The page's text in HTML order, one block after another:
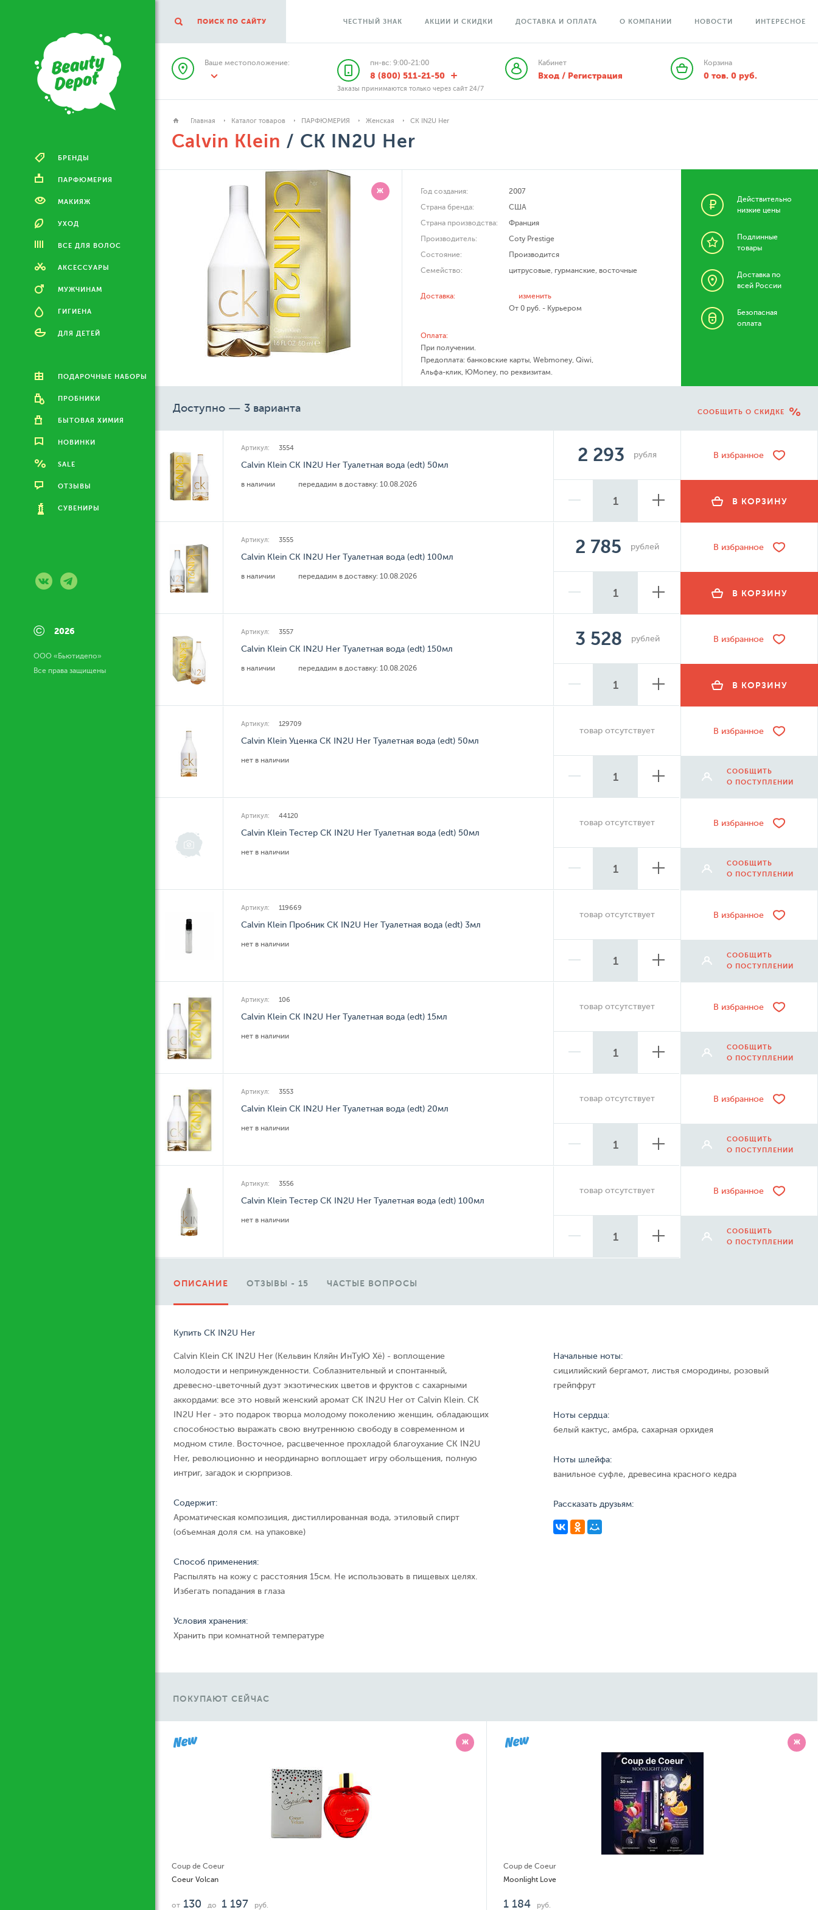
БРЕНДЫ
ПАРФЮМЕРИЯ
МАКИЯЖ
УХОД
ВСЕ ДЛЯ ВОЛОС
АКСЕССУАРЫ
МУЖЧИНАМ
ГИГИЕНА
ДЛЯ ДЕТЕЙ
ПОДАРОЧНЫЕ НАБОРЫ
ПРОБНИКИ
БЫТОВАЯ ХИМИЯ
НОВИНКИ
SALE
ОТЗЫВЫ
СУВЕНИРЫ
© 2026
ООО «Бьютидепо»
Все права защищены
ПОИСК ПО САЙТУ ЧЕСТНЫЙ ЗНАК АКЦИИ И СКИДКИ ДОСТАВКА И ОПЛАТА О КОМПАНИИ НОВОСТИ ИНТЕРЕСНОЕ
Ваше местоположение: пн-вс: 9:00-21:00
8 (800) 511-21-50
Заказы принимаются только через сайт 24/7
Кабинет
Вход / Регистрация
Корзина
0 тов. 0руб.
Главная Каталог товаров ПАРФЮМЕРИЯ Женская CK IN2U Her
Calvin Klein / CK IN2U Her
Ж Год создания:
2007
Страна бренда:
США
Страна производства:
Франция
Производитель:
Coty Prestige
Состояние:
Производится
Семейство:
цитрусовые, гурманские, восточные
Доставка:
изменить
От 0 руб. - Курьером
Оплата:
При получении.
Предоплата: банковские карты, Webmoney, Qiwi,
Альфа-клик, ЮMoney, по реквизитам.
Действительно
низкие цены
Подлинные
товары
Доставка по
всей России
Безопасная
оплата
Доступно — 3 варианта СООБЩИТЬ О СКИДКЕ
Артикул: 3554
Calvin Klein CK IN2U Her Туалетная вода (edt) 50мл
в наличии передадим в доставку: 10.08.2026
2 293 рубля В избранное
В КОРЗИНУ
Артикул: 3555
Calvin Klein CK IN2U Her Туалетная вода (edt) 100мл
в наличии передадим в доставку: 10.08.2026
2 785 рублей В избранное
В КОРЗИНУ
Артикул: 3557
Calvin Klein CK IN2U Her Туалетная вода (edt) 150мл
в наличии передадим в доставку: 10.08.2026
3 528 рублей В избранное
В КОРЗИНУ
Артикул: 129709
Calvin Klein Уценка CK IN2U Her Туалетная вода (edt) 50мл
нет в наличии
товар отсутствует В избранное
СООБЩИТЬ
О ПОСТУПЛЕНИИ
Артикул: 44120
Calvin Klein Тестер CK IN2U Her Туалетная вода (edt) 50мл
нет в наличии
товар отсутствует В избранное
СООБЩИТЬ
О ПОСТУПЛЕНИИ
Артикул: 119669
Calvin Klein Пробник CK IN2U Her Туалетная вода (edt) 3мл
нет в наличии
товар отсутствует В избранное
СООБЩИТЬ
О ПОСТУПЛЕНИИ
Артикул: 106
Calvin Klein CK IN2U Her Туалетная вода (edt) 15мл
нет в наличии
товар отсутствует В избранное
СООБЩИТЬ
О ПОСТУПЛЕНИИ
Артикул: 3553
Calvin Klein CK IN2U Her Туалетная вода (edt) 20мл
нет в наличии
товар отсутствует В избранное
СООБЩИТЬ
О ПОСТУПЛЕНИИ
Артикул: 3556
Calvin Klein Тестер CK IN2U Her Туалетная вода (edt) 100мл
нет в наличии
товар отсутствует В избранное
СООБЩИТЬ
О ПОСТУПЛЕНИИ
ОПИСАНИЕ ОТЗЫВЫ - 15 ЧАСТЫЕ ВОПРОСЫ
Купить CK IN2U Her
Calvin Klein CK IN2U Her (Кельвин Кляйн ИнТуЮ Хё) - воплощение
молодости и непринужденности. Соблазнительный и спонтанный,
древесно-цветочный дуэт экзотических цветов и фруктов с сахарными
аккордами: все это новый женский аромат CK IN2U Her от Calvin Klein. CK
IN2U Her - это подарок творца молодому поколению женщин, обладающих
способностью выражать свою внутреннюю свободу в современном и
модном стиле. Восточное, расцвеченное прохладой благоухание CK IN2U
Her, революционно и неординарно воплощает игру обольщения, полную
интриг, загадок и сюрпризов.
Содержит:
Ароматическая композиция, дистиллированная вода, этиловый спирт
(объемная доля см. на упаковке)
Способ применения:
Распылять на кожу с расстояния 15см. Не использовать в пищевых целях.
Избегать попадания в глаза
Условия хранения:
Хранить при комнатной температуре
Начальные ноты:
сицилийский бергамот, листья смородины, розовый
грейпфрут
Ноты сердца:
белый кактус, амбра, сахарная орхидея
Ноты шлейфа:
ванильное суфле, древесина красного кедра
Рассказать друзьям:
ПОКУПАЮТ СЕЙЧАС
Ж
Coup de Coeur
Coeur Volcan
от 130 до 1 197 руб.
Ж
Coup de Coeur
Moonlight Love
1 184 руб.